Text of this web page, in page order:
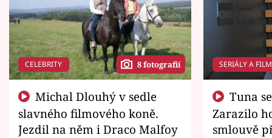
CELEBRITY 8 fotografií
slavného filmového koně.
Jezdil na něm i Draco Malfoy
SERIÁLY A
Zarazilo
smlouvě